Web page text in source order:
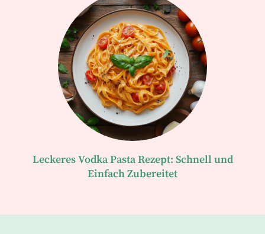
Leckeres Vodka Pasta Rezept: Schnell und
Einfach Zubereitet